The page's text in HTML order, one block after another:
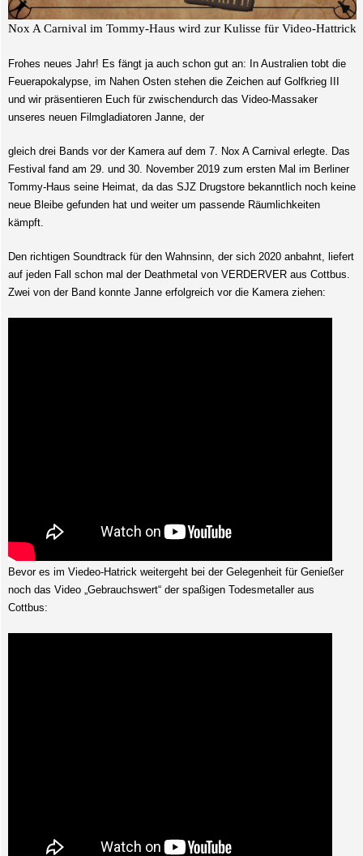
Nox A Carnival im Tommy-Haus wird zur Kulisse für Video-Hattrick
Frohes neues Jahr! Es fängt ja auch schon gut an: In Australien tobt die
Feuerapokalypse, im Nahen Osten stehen die Zeichen auf Golfkrieg III
und wir präsentieren Euch für zwischendurch das Video-Massaker
unseres neuen Filmgladiatoren Janne, der
gleich drei Bands vor der Kamera auf dem 7. Nox A Carnival erlegte. Das
Festival fand am 29. und 30. November 2019 zum ersten Mal im Berliner
Tommy-Haus seine Heimat, da das SJZ Drugstore bekanntlich noch keine
neue Bleibe gefunden hat und weiter um passende Räumlichkeiten
kämpft.
Den richtigen Soundtrack für den Wahnsinn, der sich 2020 anbahnt, liefert
auf jeden Fall schon mal der Deathmetal von VERDERVER aus Cottbus.
Zwei von der Band konnte Janne erfolgreich vor die Kamera ziehen:
Bevor es im Viedeo-Hatrick weitergeht bei der Gelegenheit für Genießer
noch das Video „Gebrauchswert“ der spaßigen Todesmetaller aus
Cottbus: